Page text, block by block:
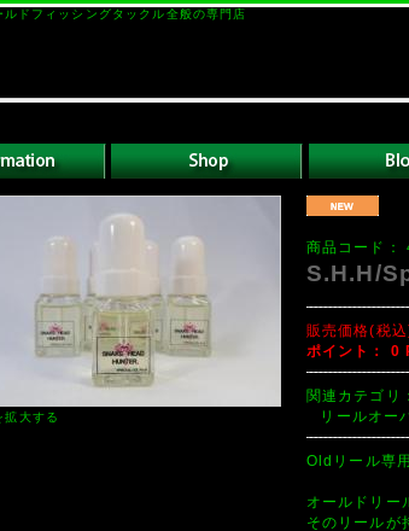
ドフィッシングタックル全般の専門店
拡大する
商品コード：
S.H.H/
販売価格(税込
ポイント： 0
関連カテゴリ：
リールオー
Oldリール専
オールドリ
そのリールが